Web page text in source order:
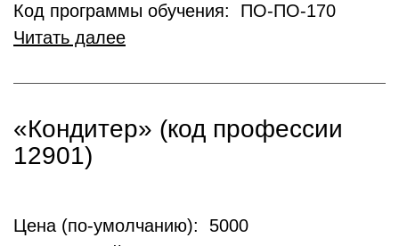
Код программы обучения: ПО-ПО-170
Читать далее
«Кондитер» (код профессии
12901)
Цена (по-умолчанию): 5000